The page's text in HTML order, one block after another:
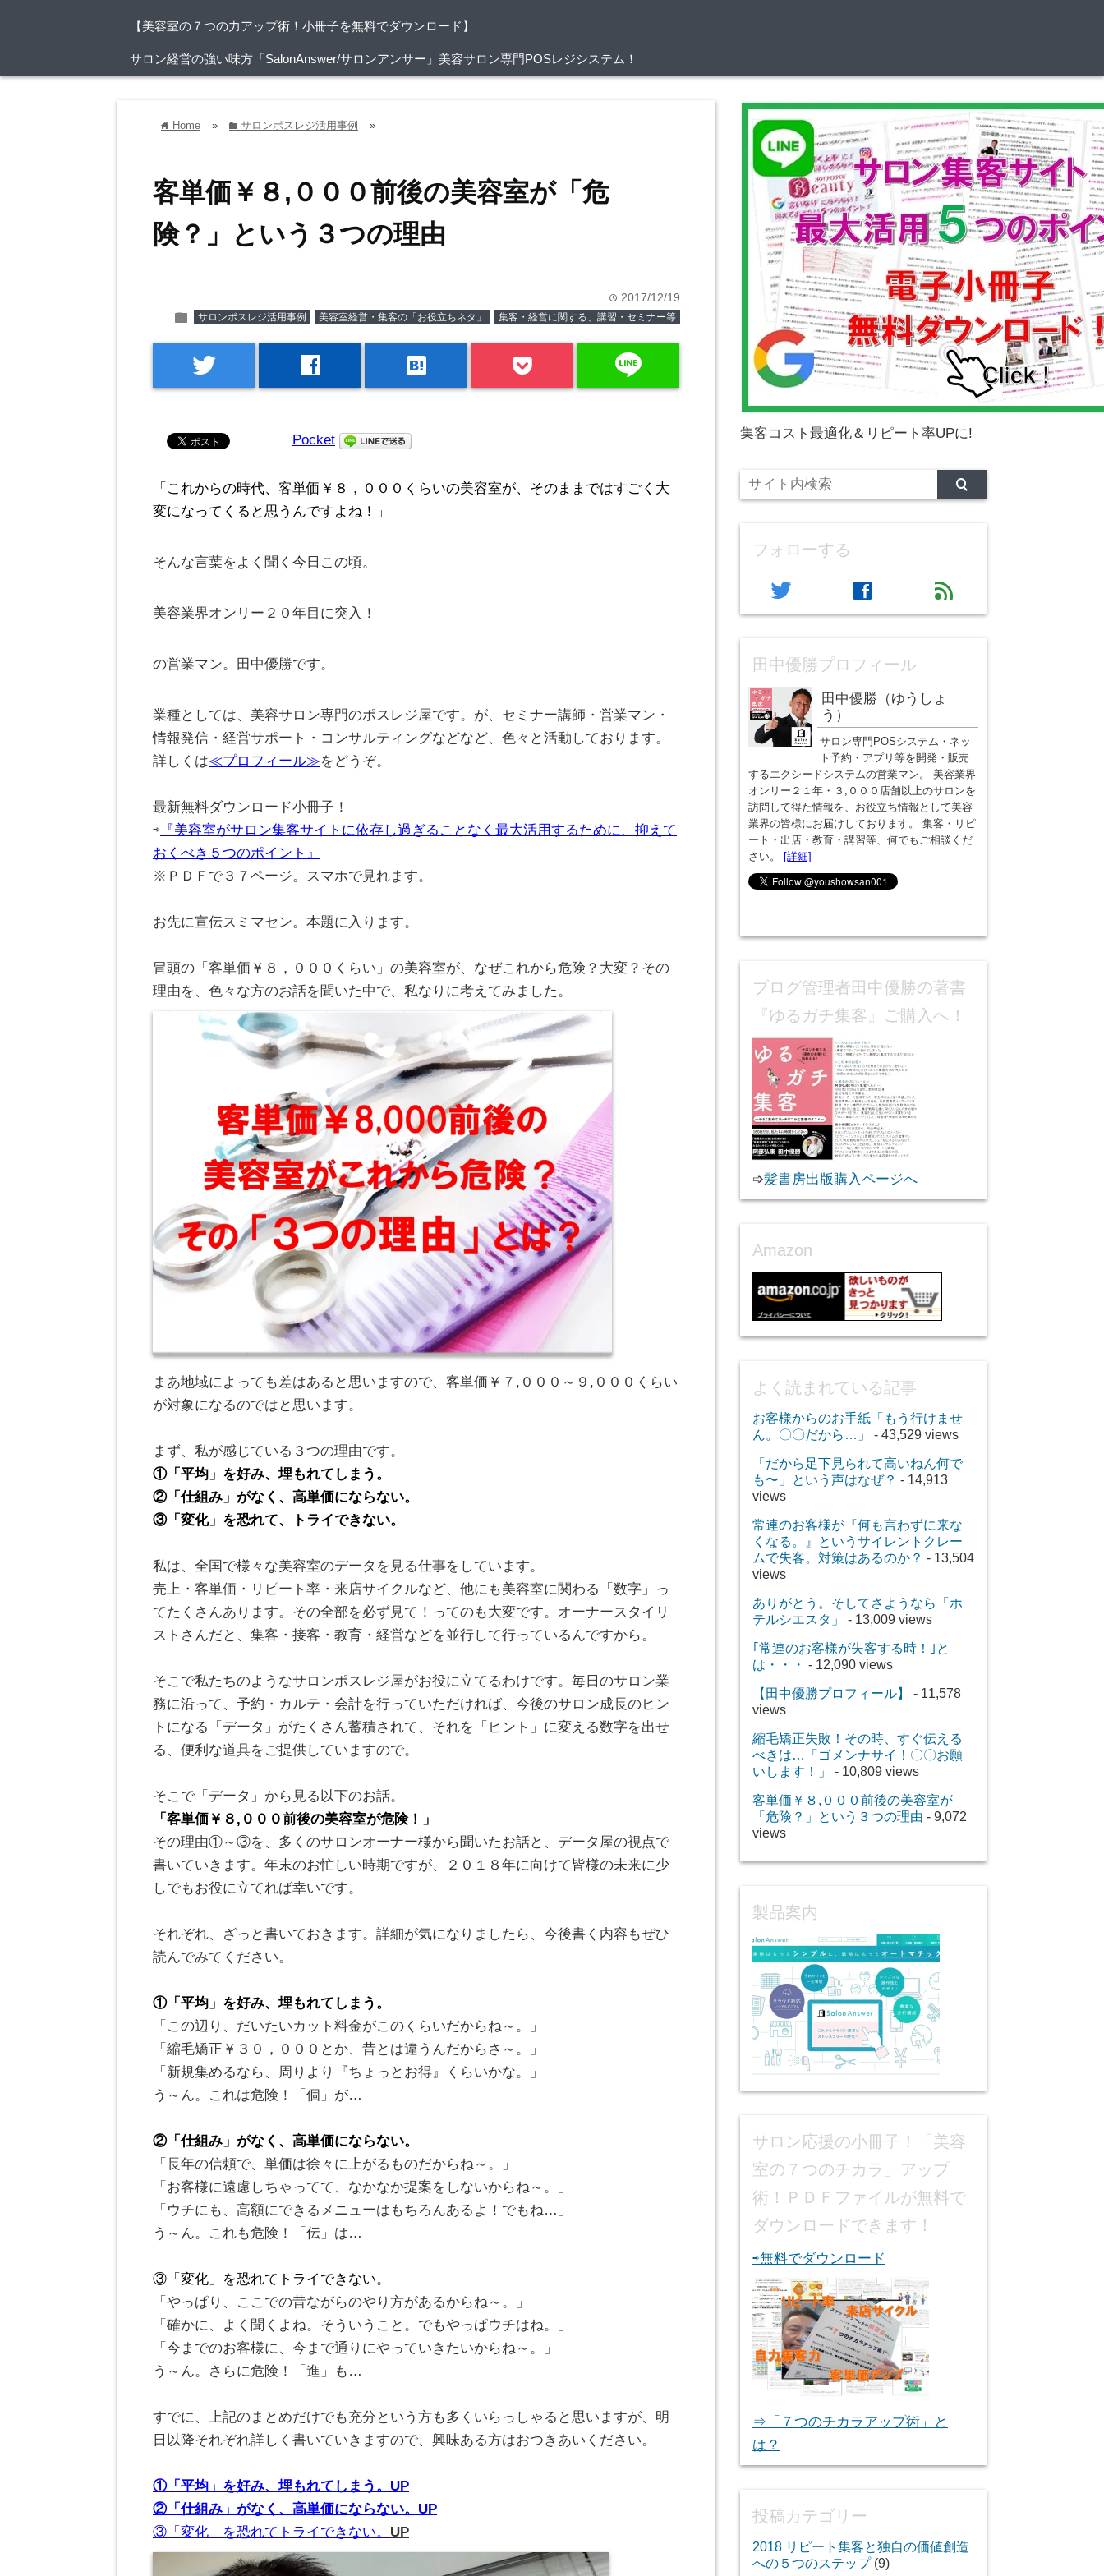
【美容室の７つの力アップ術！小冊子を無料でダウンロード】
サロン経営の強い味方「SalonAnswer/サロンアンサー」美容サロン専門POSレジシステム！
home Home » folder サロンポスレジ活用事例 »
客単価￥８,０００前後の美容室が「危
険？」という３つの理由
time 2017/12/19
folder サロンポスレジ活用事例 美容室経営・集客の「お役立ちネタ」 集客・経営に関する、講習・セミナー等
twitter facebook hatenabookmark line
Pocket
「これからの時代、客単価￥８，０００くらいの美容室が、そのままではすごく大
変になってくると思うんですよね ！」
そんな言葉をよく聞く今日この頃。
美容業界オンリー２０年目に突入！
の営業マン。田中優勝です。
業種としては、美容サロン専門のポスレジ屋です。が、セミナー講師・営業マン・
情報発信・経営サポート・コンサルティングなどなど、色々と活動しております。
詳しくは≪プロフィール≫をどうぞ。
最新無料ダウンロード小冊子！
⇨ 『美容室がサロン集客サイトに依存し過ぎることなく最大活用するために、抑えて
おくべき５つのポイント』
※ＰＤＦで３７ページ。スマホで見れます。
お先に宣伝スミマセン。本題に入ります。
冒頭の「客単価￥８，０００くらい」の美容室が、なぜこれから危険？大変？その
理由を、色々な方のお話を聞いた中で、私なりに考えてみました。
まあ地域によっても差はあると思いますので、客単価￥７,０００～９,０００くらい
が対象になるのではと思います。
まず、私が感じている３つの理由です。
①「平均」を好み、埋もれてしまう。
②「仕組み」がなく、高単価にならない。
③「変化」を恐れて、トライできない。
私は、全国で様々な美容室のデータを見る仕事をしています。
売上・客単価・リピート率・来店サイクルなど、他にも美容室に関わる「数字」っ
てたくさんあります。その全部を必ず見て！ってのも大変です。オーナースタイリ
ストさんだと、集客・接客・教育・経営などを並行して行っているんですから。
そこで私たちのようなサロンポスレジ屋がお役に立てるわけです。毎日のサロン業
務に沿って、予約・カルテ・会計を行っていただければ、今後のサロン成長のヒン
トになる「データ」がたくさん蓄積されて、それを「ヒント」に変える数字を出せ
る、便利な道具をご提供していますので。
そこで「データ」から見る以下のお話。
「客単価￥８,０００前後の美容室が危険！」
その理由①～③を、多くのサロンオーナー様から聞いたお話と、データ屋の視点で
書いていきます。年末のお忙しい時期ですが、２０１８年に向けて皆様の未来に少
しでもお役に立てれば幸いです。
それぞれ、ざっと書いておきます。詳細が気になりましたら、今後書く内容もぜひ
読んでみてください。
①「平均」を好み、埋もれてしまう。
「この辺り、だいたいカット料金がこのくらいだからね～。」
「縮毛矯正￥３０，０００とか、昔とは違うんだからさ～。」
「新規集めるなら、周りより『ちょっとお得』くらいかな。」
う～ん。これは危険！「個」が…
②「仕組み」がなく、高単価にならない。
「長年の信頼で、単価は徐々に上がるものだからね～。」
「お客様に遠慮しちゃってて、なかなか提案をしないからね～。」
「ウチにも、高額にできるメニューはもちろんあるよ！でもね…」
う～ん。これも危険！「伝」は…
③「変化」を恐れてトライできない。
「やっぱり、ここでの昔ながらのやり方があるからね～。」
「確かに、よく聞くよね。そういうこと。でもやっぱウチはね。」
「今までのお客様に、今まで通りにやっていきたいからね～。」
う～ん。さらに危険！「進」も…
すでに、上記のまとめだけでも充分という方も多くいらっしゃると思いますが、明
日以降それぞれ詳しく書いていきますので、興味ある方はおつきあいください。
①「平均」を好み、埋もれてしまう。UP
②「仕組み」がなく、高単価にならない。UP
③「変化」を恐れてトライできない。 UP
集客コスト最適化＆リピート率UPに!
フォローする
twitter facebook feed
田中優勝プロフィール
田中優勝（ゆうしょ
う）
サロン専門POSシステム・ネッ
ト予約・アプリ等を開発・販売
するエクシードシステムの営業マン。 美容業界
オンリー２１年・３,０００店舗以上のサロンを
訪問して得た情報を、お役立ち情報として美容
業界の皆様にお届けしております。 集客・リピ
ート・出店・教育・講習等、何でもご相談くだ
さい。
[詳細]
ブログ管理者田中優勝の著書
『ゆるガチ集客』ご購入へ！
➩髪書房出版購入ページへ
Amazon
よく読まれている記事
お客様からのお手紙「もう行けませ
ん。〇〇だから…」
- 43,529 views
「だから足下見られて高いねん何で
も〜」という声はなぜ？ - 14,913
views
常連のお客様が『何も言わずに来な
くなる。』というサイレントクレー
ムで失客。対策はあるのか？ - 13,504
views
ありがとう。そしてさようなら「ホ
テルシエスタ」
- 13,009 views
｢常連のお客様が失客する時！｣と
は・・・ - 12,090 views
【田中優勝プロフィール】
- 11,578
views
縮毛矯正失敗！その時、すぐ伝える
べきは…「ゴメンナサイ！〇〇お願
いします！」
- 10,809 views
客単価￥８,０００前後の美容室が
「危険？」という３つの理由 - 9,072
views
製品案内
サロン応援の小冊子！「美容
室の７つのチカラ」アップ
術！ＰＤＦファイルが無料で
ダウンロードできます！
⇨無料でダウンロード
⇒「７つのチカラアップ術」と
は？
投稿カテゴリー
2018 リピート集客と独自の価値創造
への５つのステップ(9)